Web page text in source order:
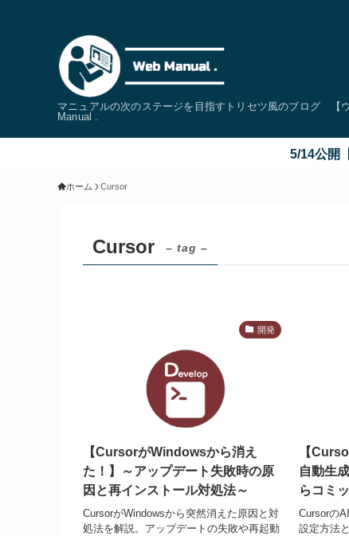
マニュアルの次のステージを目指すトリセツ風のブログ 【
Manual .
5/14公開【
ホーム Cursor
Cursor – tag –
開発
【CursorがWindowsから消え
た！】～アップデート失敗時の原
因と再インストール対処法～
CursorがWindowsから突然消えた原因と対
処法を解説。アップデートの失敗や再起動
【
自動生
らコミ
Cursorの
設定方法